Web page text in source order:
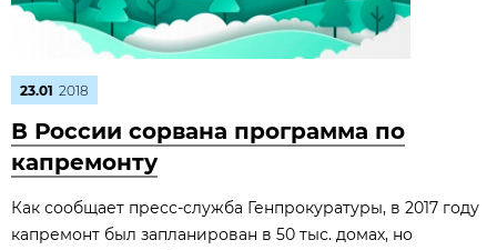
23.01 2018
В России сорвана программа по
капремонту
Как сообщает пресс-служба Генпрокуратуры, в 2017 году
капремонт был запланирован в 50 тыс. домах, но